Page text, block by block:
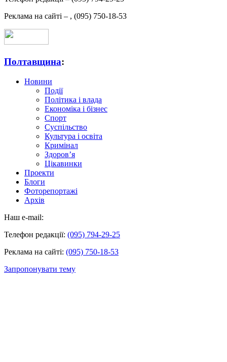
Реклама на сайті – , (095) 750-18-53
Полтавщина:
Новини
Події
Політика і влада
Економіка і бізнес
Спорт
Суспільство
Культура і освіта
Кримінал
Здоров’я
Цікавинки
Проекти
Блоги
Фоторепортажі
Архів
Наш e-mail:
Телефон редакції: (095) 794-29-25
Реклама на сайті: (095) 750-18-53
Запропонувати тему